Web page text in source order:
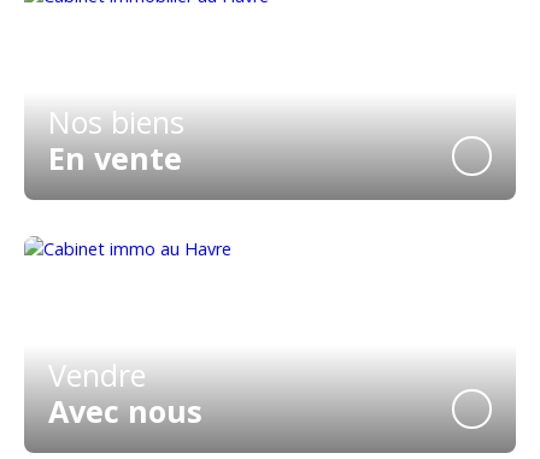
Nos biens
En vente
Vendre
Avec nous